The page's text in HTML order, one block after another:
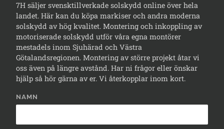
7H säljer svensktillverkade solskydd online över hela
landet. Här kan du köpa markiser och andra moderna
solskydd av hög kvalitet. Montering och inkoppling av
motoriserade solskydd utför våra egna montörer
mestadels inom Sjuhärad och Västra
Götalandsregionen. Montering av större projekt åtar vi
oss även på längre avstånd. Har ni frågor eller önskar
hjälp så hör gärna av er. Vi återkopplar inom kort.
NAMN